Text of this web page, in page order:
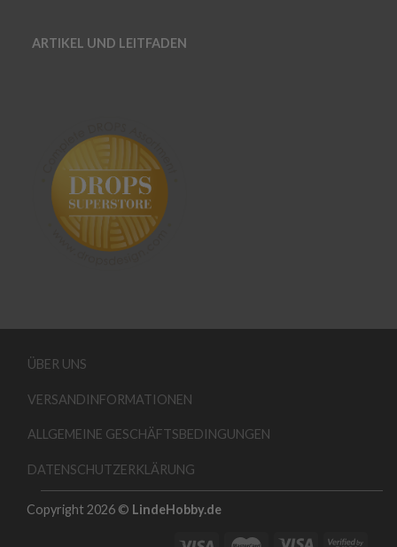
ARTIKEL UND LEITFADEN
ÜBER UNS
VERSANDINFORMATIONEN
ALLGEMEINE GESCHÄFTSBEDINGUNGEN
DATENSCHUTZERKLÄRUNG
Copyright 2026 © LindeHobby.de